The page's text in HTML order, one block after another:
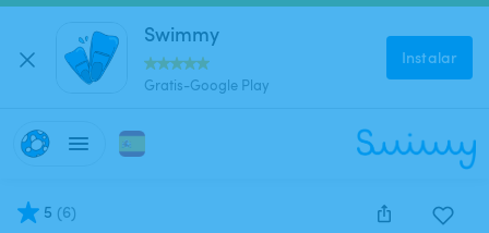
Swimmy
Gratis-Google Play
Instalar
5 (6)